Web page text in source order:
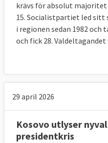
krävs för absolut majoritet
15. Socialistpartiet led sitt
i regionen sedan 1982 och
och fick 28. Valdeltagandet
29 april 2026
Kosovo utlyser
presidentkris